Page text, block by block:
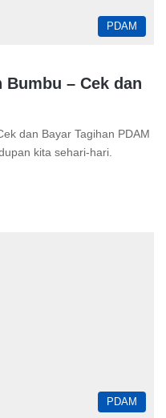
PDAM
Bumbu – Cek dan
dan Bayar Tagihan PDAM
kita sehari-hari.
PDAM